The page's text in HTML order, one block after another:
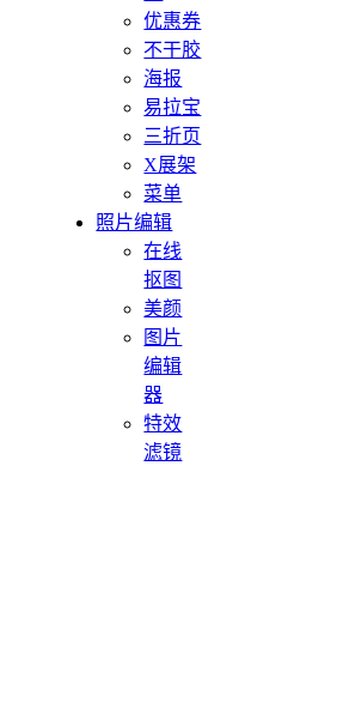
优惠券
不干胶
海报
易拉宝
三折页
X展架
菜单
照片编辑
在线
抠图
美颜
图片
编辑
器
特效
滤镜